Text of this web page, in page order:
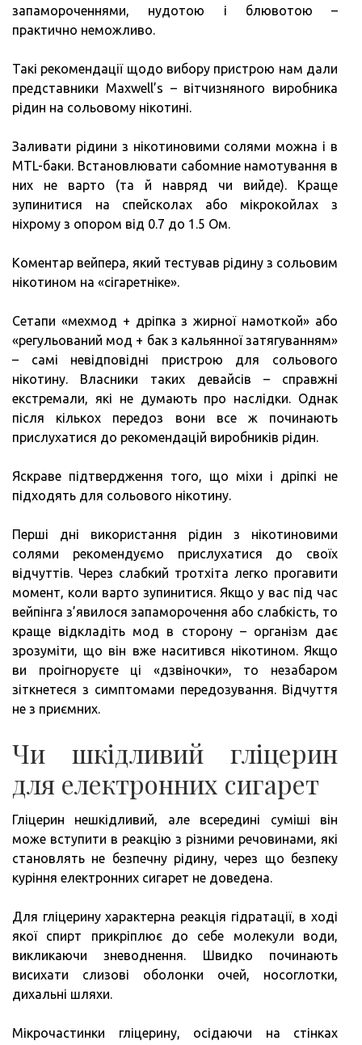
запамороченнями, нудотою і блювотою –
практично неможливо.
Такі рекомендації щодо вибору пристрою нам дали
представники Maxwell’s – вітчизняного виробника
рідин на сольовому нікотині.
Заливати рідини з нікотиновими солями можна і в
MTL-баки. Встановлювати сабомние намотування в
них не варто (та й навряд чи вийде). Краще
зупинитися на спейсколах або мікрокойлах з
ніхрому з опором від 0.7 до 1.5 Ом.
Коментар вейпера, який тестував рідину з сольовим
нікотином на «сігаретніке».
Сетапи «мехмод + дріпка з жирної намоткой» або
«регульований мод + бак з кальянної затягуванням»
– самі невідповідні пристрою для сольового
нікотину. Власники таких девайсів – справжні
екстремали, які не думають про наслідки. Однак
після кількох передоз вони все ж починають
прислухатися до рекомендацій виробників рідин.
Яскраве підтвердження того, що міхи і дріпкі не
підходять для сольового нікотину.
Перші дні використання рідин з нікотиновими
солями рекомендуємо прислухатися до своїх
відчуттів. Через слабкий тротхіта легко прогавити
момент, коли варто зупинитися. Якщо у вас під час
вейпінга з’явилося запаморочення або слабкість, то
краще відкладіть мод в сторону – організм дає
зрозуміти, що він вже наситився нікотином. Якщо
ви проігноруєте ці «дзвіночки», то незабаром
зіткнетеся з симптомами передозування. Відчуття
не з приємних.
Чи шкідливий гліцерин
для електронних сигарет
Гліцерин нешкідливий, але всередині суміші він
може вступити в реакцію з різними речовинами, які
становлять не безпечну рідину, через що безпеку
куріння електронних сигарет не доведена.
Для гліцерину характерна реакція гідратації, в ході
якої спирт прикріплює до себе молекули води,
викликаючи зневоднення. Швидко починають
висихати слизові оболонки очей, носоглотки,
дихальні шляхи.
Мікрочастинки гліцерину, осідаючи на стінках